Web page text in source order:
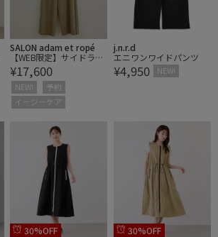
SALON adam et ropé
【WEB限定】サイドライ
ンイージーパンツ
¥17,600
NEW!
予約
イージーケア
j.n.r.d
エニワンワイドパンツ
¥4,950 NEW!
30%OFF
30%OFF